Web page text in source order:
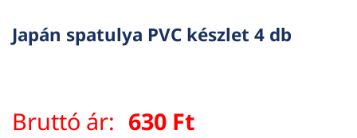
Japán spatulya PVC készlet 4 db
Bruttó ár: 630 Ft